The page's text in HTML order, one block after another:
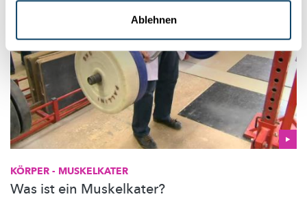
Ablehnen
KÖRPER - MUSKELKATER
Was ist ein Muskelkater?